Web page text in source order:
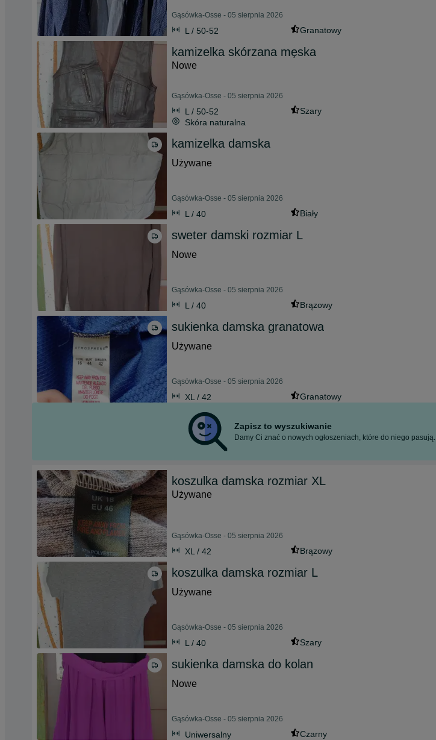
Gąsówka-Osse - 05 sierpnia 2026
L / 50-52 Granatowy
kamizelka skórzana męska
Nowe
Gąsówka-Osse - 05 sierpnia 2026
L / 50-52
Szary
Skóra naturalna
kamizelka damska
Używane
Gąsówka-Osse - 05 sierpnia 2026
L / 40 Biały
sweter damski rozmiar L
Nowe
Gąsówka-Osse - 05 sierpnia 2026
L / 40 Brązowy
sukienka damska granatowa
Używane
Gąsówka-Osse - 05 sierpnia 2026
XL / 42 Granatowy
Zapisz to wyszukiwanie
Damy Ci znać o nowych ogłoszeniach, które do niego pasują.
koszulka damska rozmiar XL
Używane
Gąsówka-Osse - 05 sierpnia 2026
XL / 42 Brązowy
koszulka damska rozmiar L
Używane
Gąsówka-Osse - 05 sierpnia 2026
L / 40 Szary
sukienka damska do kolan
Nowe
Gąsówka-Osse - 05 sierpnia 2026
Uniwersalny Czarny